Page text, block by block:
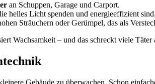
an Schuppen, Garage und Carport.
helles Licht spenden und energieeffizient sind.
Sträuchern oder Gerümpel, das als
Wachsamkeit – und das schreckt viele
Gebäude zu überwachen. Schon